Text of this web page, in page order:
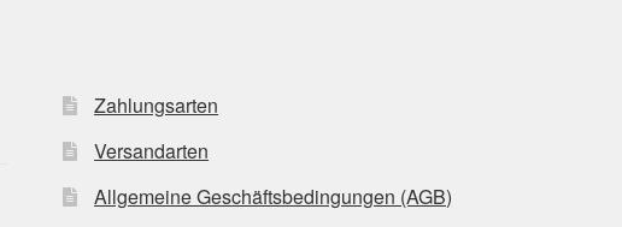
Zahlungsarten
Versandarten
Allgemeine Geschäftsbedingungen (AGB)